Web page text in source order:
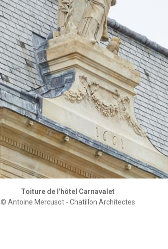
Toiture de l'hôtel Carnavalet
© Antoine Mercusot - Chatillon Architectes